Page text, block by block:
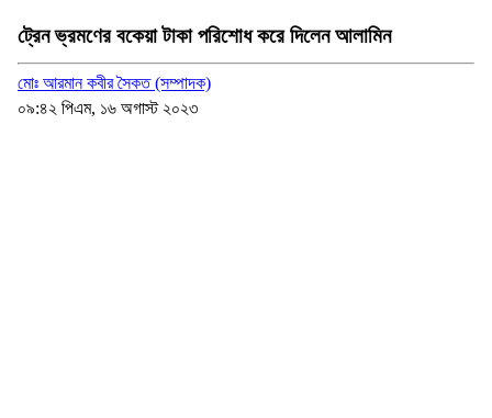
ট্রেন ভ্রমণের বকেয়া টাকা পরিশোধ করে দিলেন আলামিন
মোঃ আরমান কবীর সৈকত (সম্পাদক)
০৯:৪২ পিএম, ১৬ অগাস্ট ২০২৩